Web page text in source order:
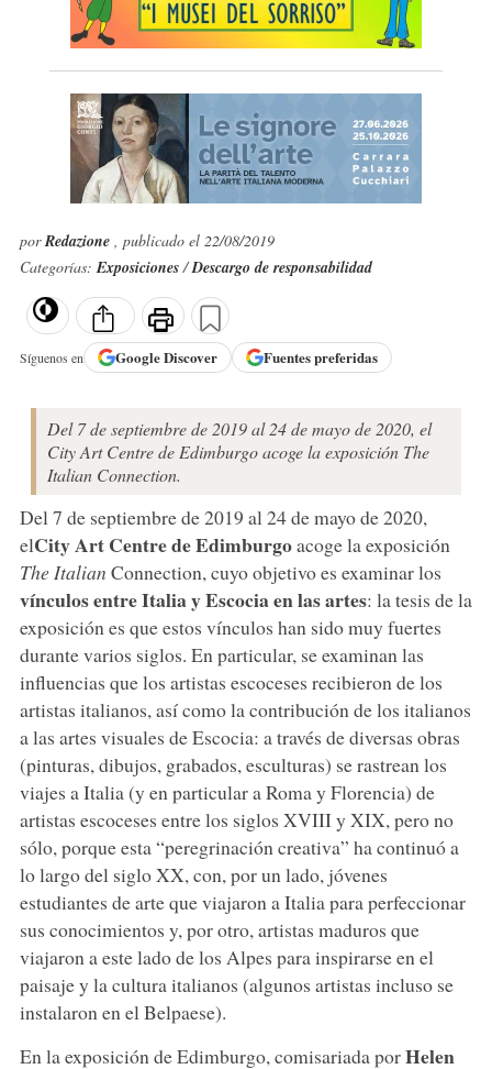
porRedazione , publicado el 22/08/2019
Categorías:Exposiciones/Descargo de responsabilidad
Síguenos en GoogleDiscover Fuentes preferidas
Del 7 de septiembre de 2019 al 24 de mayo de 2020, el
City Art Centre de Edimburgo acoge la exposición The
Italian Connection.
Del 7 de septiembre de 2019 al 24 de mayo de 2020,
elCity Art Centrede Edimburgoacoge la exposición
The Italian Connection, cuyo objetivo es examinar los
vínculos entre Italia y Escocia en las artes: la tesis de la
exposición es que estos vínculos han sido muy fuertes
durante varios siglos. En particular, se examinan las
influencias que los artistas escoceses recibieron de los
artistas italianos, así como la contribución de los italianos
a las artes visuales de Escocia: a través de diversas obras
(pinturas, dibujos, grabados, esculturas) se rastrean los
viajes a Italia (y en particular a Roma y Florencia) de
artistas escoceses entre los siglos XVIII y XIX, pero no
sólo, porque esta “peregrinación creativa” ha continuó a
lo largo del siglo XX, con, por un lado, jóvenes
estudiantes de arte que viajaron a Italia para perfeccionar
sus conocimientos y, por otro, artistas maduros que
viajaron a este lado de los Alpes para inspirarse en el
paisaje y la cultura italianos (algunos artistas incluso se
instalaron en el Belpaese).
En la exposición de Edimburgo, comisariada porHelen